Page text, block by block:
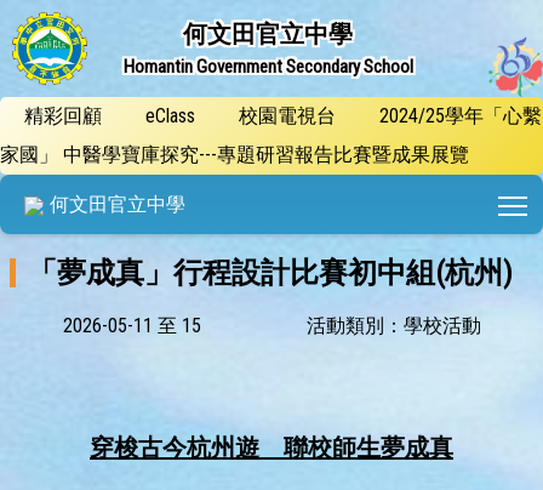
何文田官立中學
Homantin Government Secondary School
精彩回顧 eClass 校園電視台
2024/25學年「心繫
家國」 中醫學寶庫探究---專題研習報告比賽暨成果展覽
何文田官立中學
「夢成真」行程設計比賽初中組(杭州)
2026-05-11 至 15 活動類別：學校活動
穿梭古今杭州遊 聯校師生夢成真